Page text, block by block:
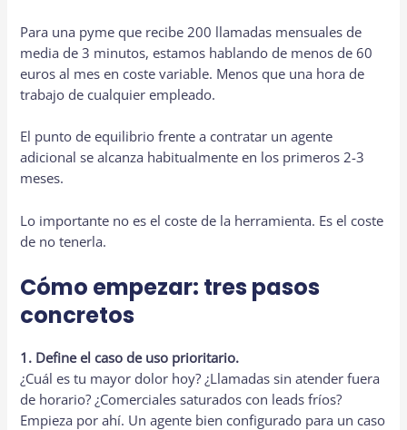
Para una pyme que recibe 200 llamadas mensuales de
media de 3 minutos, estamos hablando de menos de 60
euros al mes en coste variable. Menos que una hora de
trabajo de cualquier empleado.
El punto de equilibrio frente a contratar un agente
adicional se alcanza habitualmente en los primeros 2-3
meses.
Lo importante no es el coste de la herramienta. Es el coste
de no tenerla.
Cómo empezar: tres pasos
concretos
1. Define el caso de uso prioritario.
¿Cuál es tu mayor dolor hoy? ¿Llamadas sin atender fuera
de horario? ¿Comerciales saturados con leads fríos?
Empieza por ahí. Un agente bien configurado para un caso